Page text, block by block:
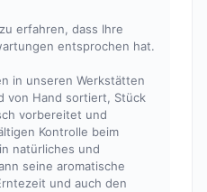
erfahren, dass Ihre
entsprochen hat.
in unseren Werkstätten
von Hand sortiert, Stück
vorbereitet und
Kontrolle beim
natürliches und
seine aromatische
und auch den